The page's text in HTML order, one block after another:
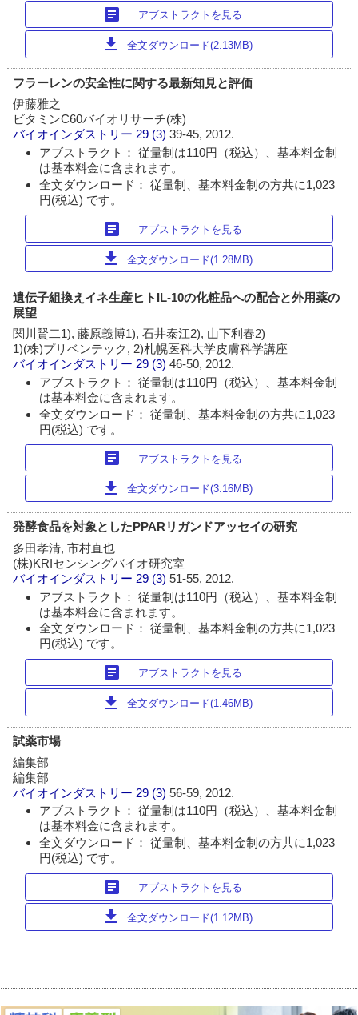
article アブストラクトを見る
download 全文ダウンロード(2.13MB)
フラーレンの安全性に関する最新知見と評価
伊藤雅之
ビタミンC60バイオリサーチ(株)
バイオインダストリー 29 (3)39-45, 2012.
アブストラクト： 従量制は110円（税込）、基本料金制
は基本料金に含まれます。
全文ダウンロード： 従量制、基本料金制の方共に1,023
円(税込) です。
article アブストラクトを見る
download 全文ダウンロード(1.28MB)
遺伝子組換えイネ生産ヒトIL-10の化粧品への配合と外用薬の
展望
関川賢二1), 藤原義博1), 石井泰江2), 山下利春2)
1)(株)プリベンテック, 2)札幌医科大学皮膚科学講座
バイオインダストリー 29 (3)46-50, 2012.
アブストラクト： 従量制は110円（税込）、基本料金制
は基本料金に含まれます。
全文ダウンロード： 従量制、基本料金制の方共に1,023
円(税込) です。
article アブストラクトを見る
download 全文ダウンロード(3.16MB)
発酵食品を対象としたPPARリガンドアッセイの研究
多田孝清, 市村直也
(株)KRIセンシングバイオ研究室
バイオインダストリー 29 (3)51-55, 2012.
アブストラクト： 従量制は110円（税込）、基本料金制
は基本料金に含まれます。
全文ダウンロード： 従量制、基本料金制の方共に1,023
円(税込) です。
article アブストラクトを見る
download 全文ダウンロード(1.46MB)
試薬市場
編集部
編集部
バイオインダストリー 29 (3)56-59, 2012.
アブストラクト： 従量制は110円（税込）、基本料金制
は基本料金に含まれます。
全文ダウンロード： 従量制、基本料金制の方共に1,023
円(税込) です。
article アブストラクトを見る
download 全文ダウンロード(1.12MB)